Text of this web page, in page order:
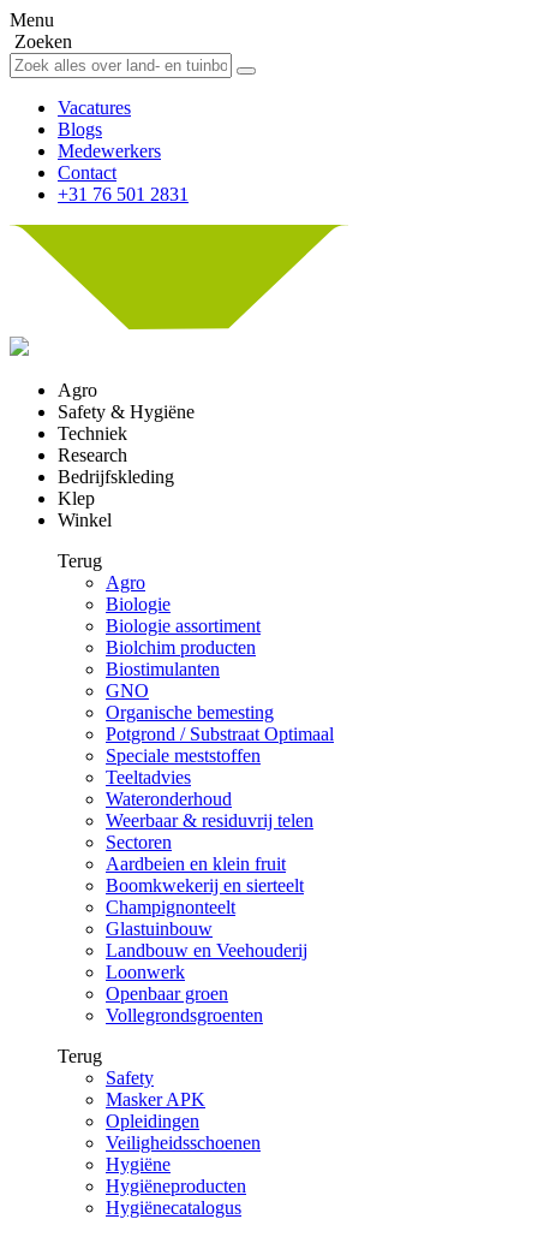
Menu
Zoeken
Vacatures
Blogs
Medewerkers
Contact
+31 76 501 2831
Agro
Safety & Hygiëne
Techniek
Research
Bedrijfskleding
Klep
Winkel
Terug
Agro
Biologie
Biologie assortiment
Biolchim producten
Biostimulanten
GNO
Organische bemesting
Potgrond / Substraat Optimaal
Speciale meststoffen
Teeltadvies
Wateronderhoud
Weerbaar & residuvrij telen
Sectoren
Aardbeien en klein fruit
Boomkwekerij en sierteelt
Champignonteelt
Glastuinbouw
Landbouw en Veehouderij
Loonwerk
Openbaar groen
Vollegrondsgroenten
Terug
Safety
Masker APK
Opleidingen
Veiligheidsschoenen
Hygiëne
Hygiëneproducten
Hygiënecatalogus